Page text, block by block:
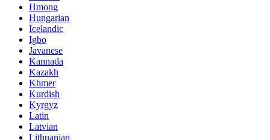
Hmong
Hungarian
Icelandic
Igbo
Javanese
Kannada
Kazakh
Khmer
Kurdish
Kyrgyz
Latin
Latvian
Lithuanian